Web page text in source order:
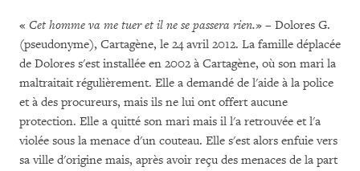
« Cet homme va me tuer et il ne se passera rien.» – Dolores G.
(pseudonyme), Cartagène, le 24 avril 2012. La famille déplacée
de Dolores s'est installée en 2002 à Cartagène, où son mari la
maltraitait régulièrement. Elle a demandé de l'aide à la police
et à des procureurs, mais ils ne lui ont offert aucune
protection. Elle a quitté son mari mais il l'a retrouvée et l'a
violée sous la menace d'un couteau. Elle s'est alors enfuie vers
sa ville d'origine mais, après avoir reçu des menaces de la part